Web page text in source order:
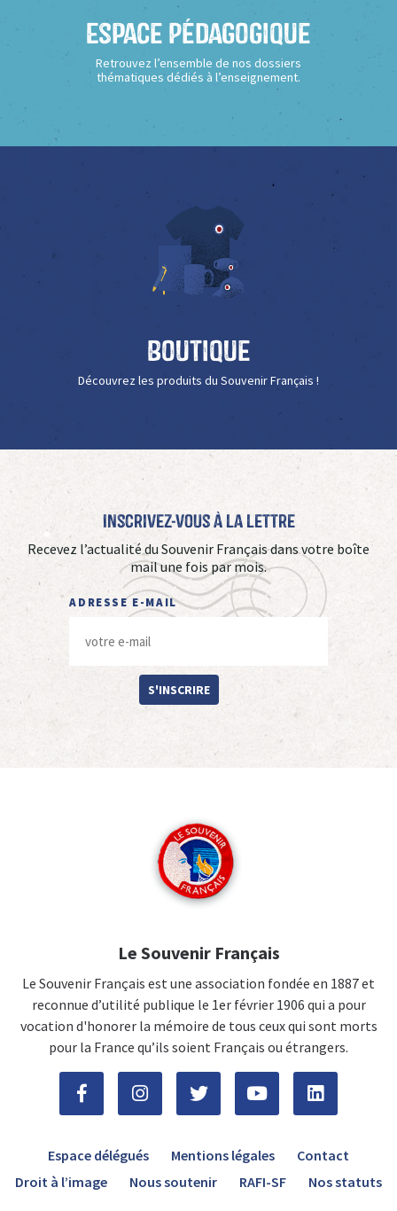
Espace Pédagogique
Retrouvez l’ensemble de nos dossiers
thématiques dédiés à l’enseignement.
Boutique
Découvrez les produits du Souvenir Français !
Inscrivez-vous à La Lettre
Recevez l’actualité du Souvenir Français dans votre boîte
mail une fois par mois.
ADRESSE E-MAIL
S'INSCRIRE
Le Souvenir Français
Le Souvenir Français est une association fondée en 1887 et
reconnue d’utilité publique le 1er février 1906 qui a pour
vocation d'honorer la mémoire de tous ceux qui sont morts
pour la France qu’ils soient Français ou étrangers.
Espace délégués Mentions légales
Contact
Droit à l’image
Nous soutenir RAFI-SF Nos statuts